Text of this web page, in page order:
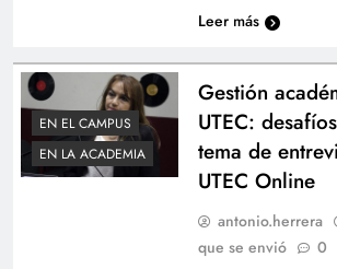
Leer más
EN EL CAMPUS
EN LA ACADEMIA
Gestión
UTEC:
tema de
UTEC Online
antonio.herrera
que se envió
0